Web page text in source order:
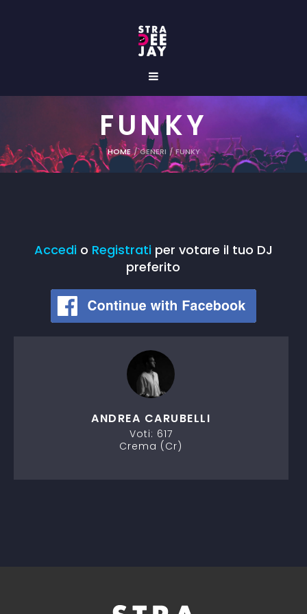
FUNKY
HOME /GENERI /FUNKY
Accedi o Registrati per votare il tuo DJ
preferito
ANDREA CARUBELLI
Voti: 617
Crema (Cr)